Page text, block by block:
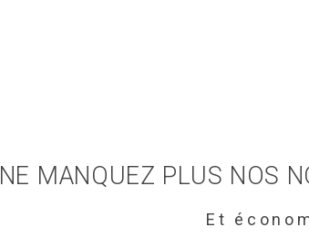
NE MANQUEZ PLUS NOS
Et